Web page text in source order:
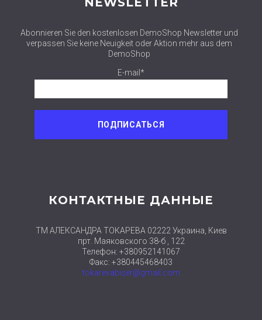
Abonnieren Sie den kostenlosen DemoShop Newsletter und
verpassen Sie keine Neuigkeit oder Aktion mehr aus dem
DemoShop
E-mail*
КОНТАКТНЫЕ ДАННЫЕ
ТМ АЛЕКСАНДРА ТОКАРЕВА 02222 Украина, Киев
прт. Маяковского 38-б , 122
Телефон: +380952141067
Факс: +380445468403
tokarevabiser@gmail.com